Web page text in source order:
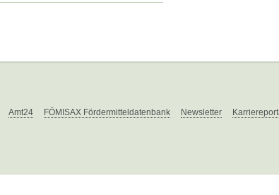
Amt24 FÖMISAX Fördermitteldatenbank Newsletter